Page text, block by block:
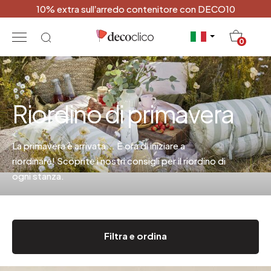
10% extra sull’arredo contenitore con DECO10
0
Riordino di primavera
La primavera è arrivata... È ora di iniziare a
riordinare! Scoprite i nostri consigli per il riordino di
ogni stanza.
Filtra e ordina